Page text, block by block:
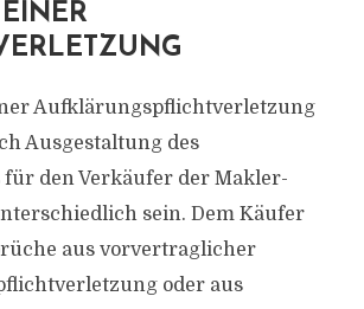
Aufklärungspflichtverletzung
Ausge­staltung des
den Verkäufer der Makler-
sein. Dem Käufer
aus vorvertraglicher
oder aus